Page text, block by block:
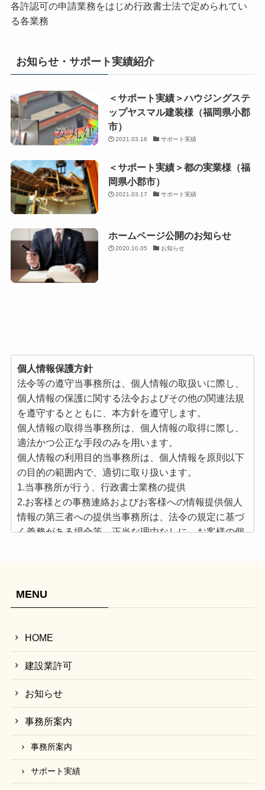
各許認可の申請業務をはじめ行政書士法で定められてい
る各業務
お知らせ・サポート実績紹介
＜サポート実績＞ハウジングステ
ップヤスマル建装様（福岡県小郡
市）
2021.03.18 サポート実績
＜サポート実績＞都の実業様（福
岡県小郡市）
2021.03.17 サポート実績
ホームページ公開のお知らせ
2020.10.05 お知らせ
個人情報保護方針
法令等の遵守当事務所は、個人情報の取扱いに際し、
個人情報の保護に関する法令およびその他の関連法規
を遵守するとともに、本方針を遵守します。
個人情報の取得当事務所は、個人情報の取得に際し、
適法かつ公正な手段のみを用います。
個人情報の利用目的当事務所は、個人情報を原則以下
の目的の範囲内で、適切に取り扱います。
1.当事務所が行う、行政書士業務の提供
2.お客様との事務連絡およびお客様への情報提供個人
情報の第三者への提供当事務所は、法令の規定に基づ
く義務がある場合等、正当な理由なしに、お客様の個
の、法で定める開示請求などの手続きに関して、適切
かつ迅速に対応致します。
方針を変更することがあります。
お問い合わせ窓口
〒838-0144 福岡県小郡市祇園1-16-10
やすまる行政書士事務所
TEL：0942-73-2455（平日9時～18時）
免責事項
当サイトの掲載情報に関しては正確であるよう努めて
いますが、一部簡略化しているところもあり、その内
容について保証するものではありません。
したがって、利用者が当サイトの掲載情報を用いて行
う一切の行為について、当事務所は何ら責任を負うも
MENU
HOME
建設業許可
お知らせ
事務所案内
事務所案内
サポート実績